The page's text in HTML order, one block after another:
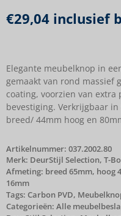
€29,04 inclusief
Elegante meubelknop in
gemaakt van rond massief
coating, voorzien van
bevestiging. Verkrijgbaar
breed/ 44mm hoog en
Artikelnummer: 037.2002.80
Merk: DeurStijl Selection, T-
Afmeting: breed 65mm, hoog
16mm
Tags: Carbon PVD,
Categorieën: Alle